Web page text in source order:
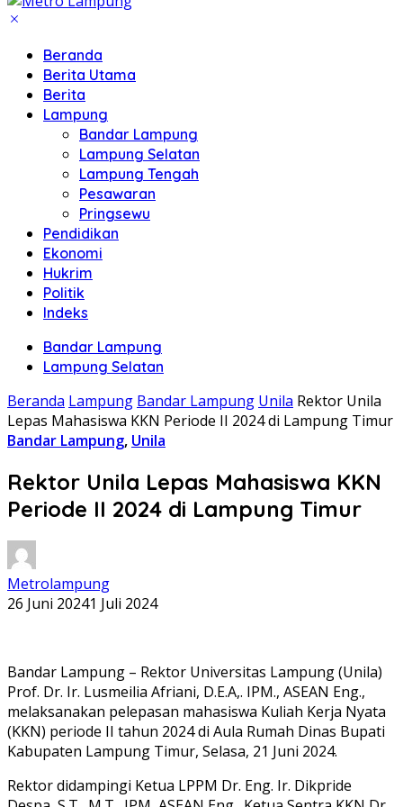
Beranda
Berita Utama
Berita
Lampung
Bandar Lampung
Lampung Selatan
Lampung Tengah
Pesawaran
Pringsewu
Pendidikan
Ekonomi
Hukrim
Politik
Indeks
Bandar Lampung
Lampung Selatan
Beranda Lampung Bandar Lampung Unila Rektor Unila
Lepas Mahasiswa KKN Periode II 2024 di Lampung Timur
Bandar Lampung, Unila
Rektor Unila Lepas Mahasiswa KKN
Periode II 2024 di Lampung Timur
Metrolampung
26 Juni 20241 Juli 2024
Bandar Lampung – Rektor Universitas Lampung (Unila)
Prof. Dr. Ir. Lusmeilia Afriani, D.E.A,. IPM., ASEAN Eng.,
melaksanakan pelepasan mahasiswa Kuliah Kerja Nyata
(KKN) periode II tahun 2024 di Aula Rumah Dinas Bupati
Kabupaten Lampung Timur, Selasa, 21 Juni 2024.
Rektor didampingi Ketua LPPM Dr. Eng. Ir. Dikpride